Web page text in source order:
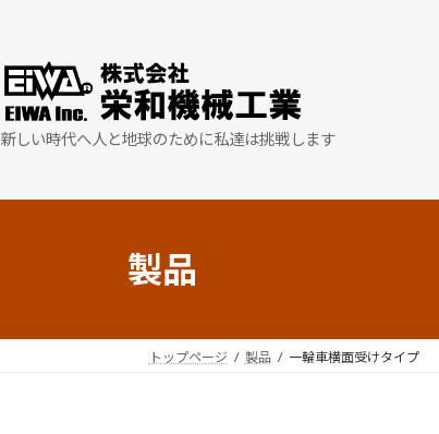
テ
ン
ツ
へ
キ
ゲ
ー
シ
ョ
に
新しい時代へ人と地球のために私達は挑戦します
製品
トップページ 製品 一輪車横面受けタイプ